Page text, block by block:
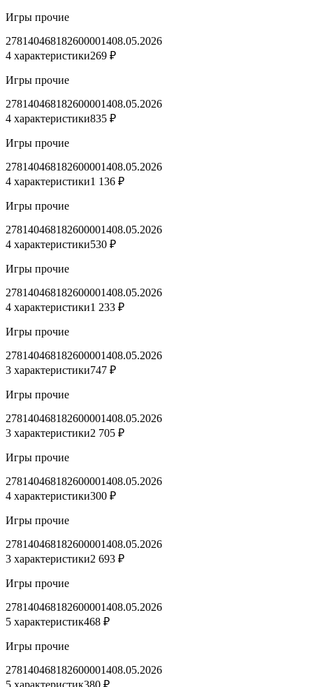
Игры прочие
278140468182600001408.05.2026
4 характеристики269 ₽
Игры прочие
278140468182600001408.05.2026
4 характеристики835 ₽
Игры прочие
278140468182600001408.05.2026
4 характеристики1 136 ₽
Игры прочие
278140468182600001408.05.2026
4 характеристики530 ₽
Игры прочие
278140468182600001408.05.2026
4 характеристики1 233 ₽
Игры прочие
278140468182600001408.05.2026
3 характеристики747 ₽
Игры прочие
278140468182600001408.05.2026
3 характеристики2 705 ₽
Игры прочие
278140468182600001408.05.2026
4 характеристики300 ₽
Игры прочие
278140468182600001408.05.2026
3 характеристики2 693 ₽
Игры прочие
278140468182600001408.05.2026
5 характеристик468 ₽
Игры прочие
278140468182600001408.05.2026